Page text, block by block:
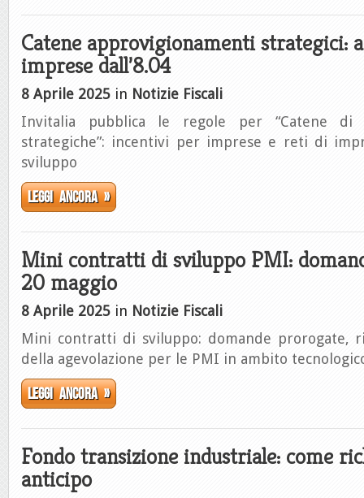
Catene approvigionamenti strategici:
imprese dall’8.04
8 Aprile 2025 in Notizie Fiscali
Invitalia pubblica le regole per “Catene di
strategiche”: incentivi per imprese e reti di
sviluppo
Leggi ancora »
Mini contratti di sviluppo PMI:
20 maggio
8 Aprile 2025 in Notizie Fiscali
Mini contratti di sviluppo: domande prorogate,
della agevolazione per le PMI in ambito
Leggi ancora »
Fondo transizione industriale: come
anticipo